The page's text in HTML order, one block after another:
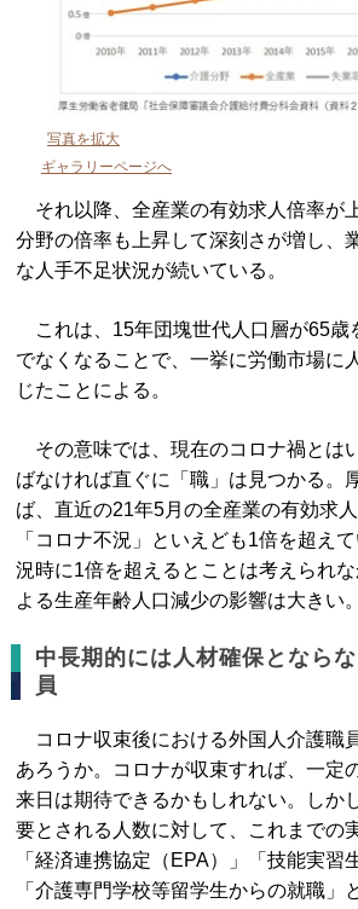
写真を拡大
ギャラリーページへ
それ以降、全産業の有効求人倍率が
分野の倍率も上昇して深刻さが増し、
な人手不足状況が続いている。
これは、15年団塊世代人口層が65歳
でなくなることで、一挙に労働市場に
じたことによる。
その意味では、現在のコロナ禍とは
ばなければ直ぐに「職」は見つかる。
ば、直近の21年5月の全産業の有効求人
「コロナ不況」といえども1倍を超え
況時に1倍を超えるとことは考えられ
よる生産年齢人口減少の影響は大きい。
中長期的には人材確保となら
員
コロナ収束後における外国人介護職
あろうか。コロナが収束すれば、一定
来日は期待できるかもしれない。しか
要とされる人数に対して、これまでの
「経済連携協定（EPA）」「技能実習
「介護専門学校等留学生からの就職」